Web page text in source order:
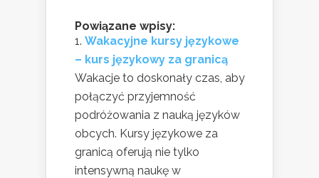
Powiązane wpisy:
Wakacyjne kursy językowe
– kurs językowy za granicą
Wakacje to doskonały czas, aby
połączyć przyjemność
podróżowania z nauką języków
obcych. Kursy językowe za
granicą oferują nie tylko
intensywną naukę w